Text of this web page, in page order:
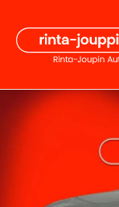
sisältöön